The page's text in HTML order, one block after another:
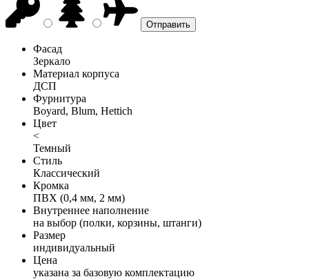
Фасад
Зеркало
Материал корпуса
ДСП
Фурнитура
Boyard, Blum, Hettich
Цвет
<
Темный
Стиль
Классический
Кромка
ПВХ (0,4 мм, 2 мм)
Внутреннее наполнение
на выбор (полки, корзины, штанги)
Размер
индивидуальный
Цена
указана за базовую комплектацию